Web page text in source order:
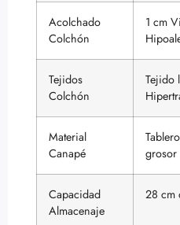
Acolchado
Colchón
1 cm
Tejidos
Colchón
Tejido
Material
Canapé
grosor
Capacidad
Almacenaje
28 cm